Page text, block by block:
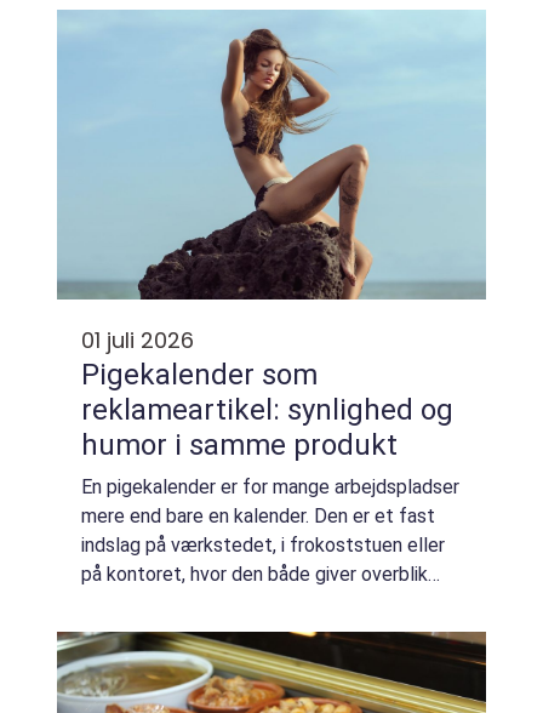
01 juli 2026
Pigekalender som
reklameartikel: synlighed og
humor i samme produkt
En pigekalender er for mange arbejdspladser
mere end bare en kalender. Den er et fast
indslag på værkstedet, i frokoststuen eller
på kontoret, hvor den både giver overblik
Kalende...